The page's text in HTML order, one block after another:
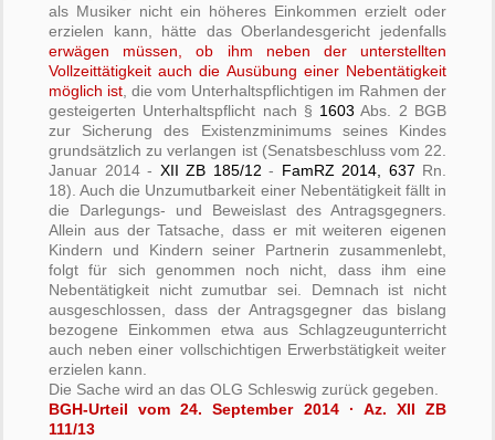
als Musiker nicht ein höheres Einkommen erzielt oder
erzielen kann, hätte das Oberlandesgericht jedenfalls
erwägen müssen, ob ihm neben der unterstellten
Vollzeittätigkeit auch die Ausübung einer Nebentätigkeit
möglich ist, die vom Unterhaltspflichtigen im Rahmen der
gesteigerten Unterhaltspflicht nach § 1603 Abs. 2 BGB
zur Sicherung des Existenzminimums seines Kindes
grundsätzlich zu verlangen ist (Senatsbeschluss vom 22.
Januar 2014 - XII ZB 185/12 - FamRZ 2014, 637 Rn.
18). Auch die Unzumutbarkeit einer Nebentätigkeit fällt in
die Darlegungs- und Beweislast des Antragsgegners.
Allein aus der Tatsache, dass er mit weiteren eigenen
Kindern und Kindern seiner Partnerin zusammenlebt,
folgt für sich genommen noch nicht, dass ihm eine
Nebentätigkeit nicht zumutbar sei. Demnach ist nicht
ausgeschlossen, dass der Antragsgegner das bislang
bezogene Einkommen etwa aus Schlagzeugunterricht
auch neben einer vollschichtigen Erwerbstätigkeit weiter
erzielen kann.
Die Sache wird an das OLG Schleswig zurück gegeben.
BGH-Urteil vom 24. September 2014 · Az. XII ZB
111/13